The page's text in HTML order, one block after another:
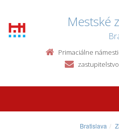
Mestské
Primaciálne
Bratislava